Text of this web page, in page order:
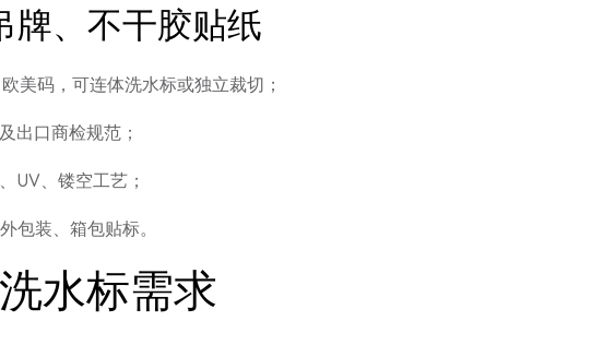
牌、不干胶贴纸
美码，可连体洗水标或独立裁切；
出口商检规范；
UV、镂空工艺；
包装、箱包贴标。
水标需求